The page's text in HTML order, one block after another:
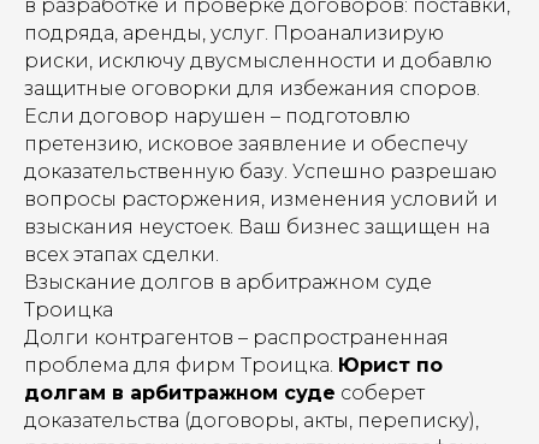
в разработке и проверке договоров: поставки,
подряда, аренды, услуг. Проанализирую
риски, исключу двусмысленности и добавлю
защитные оговорки для избежания споров.
Если договор нарушен – подготовлю
претензию, исковое заявление и обеспечу
доказательственную базу. Успешно разрешаю
вопросы расторжения, изменения условий и
взыскания неустоек. Ваш бизнес защищен на
всех этапах сделки.
Взыскание долгов в арбитражном суде
Троицка
Долги контрагентов – распространенная
проблема для фирм Троицка. Юрист по
долгам в арбитражном суде соберет
доказательства (договоры, акты, переписку),